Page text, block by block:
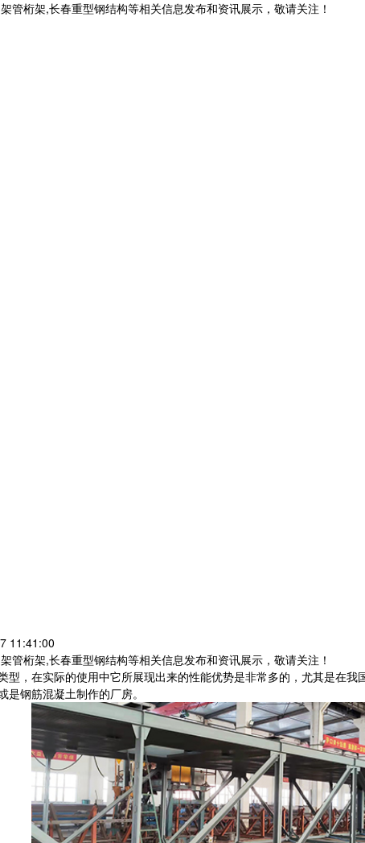
管桁架,长春重型钢结构等相关信息发布和资讯展示，敬请关注！
11:41:00
管桁架,长春重型钢结构等相关信息发布和资讯展示，敬请关注！
，在实际的使用中它所展现出来的性能优势是非常多的，尤其是在我
钢筋混凝土制作的厂房。